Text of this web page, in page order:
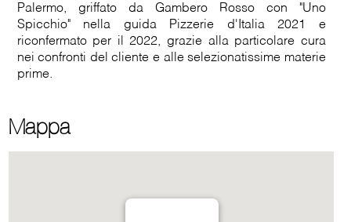
Palermo, griffato da Gambero Rosso con "Uno
Spicchio" nella guida Pizzerie d'Italia 2021 e
riconfermato per il 2022, grazie alla particolare cura
nei confronti del cliente e alle selezionatissime materie
prime.
Mappa